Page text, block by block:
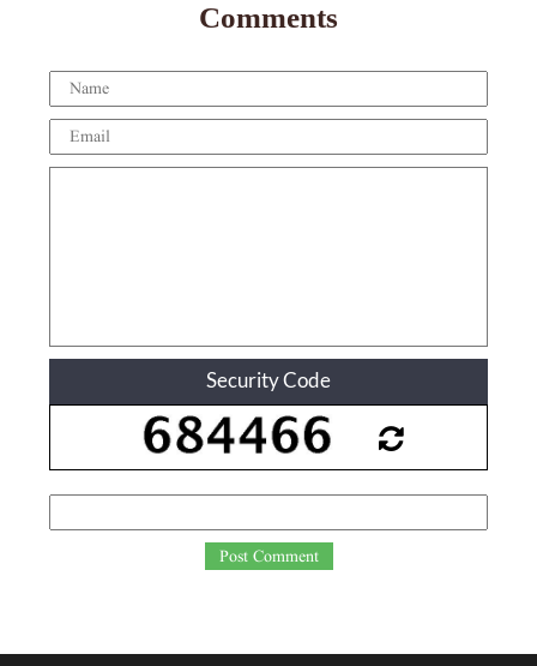
Comments
Security Code
Post Comment